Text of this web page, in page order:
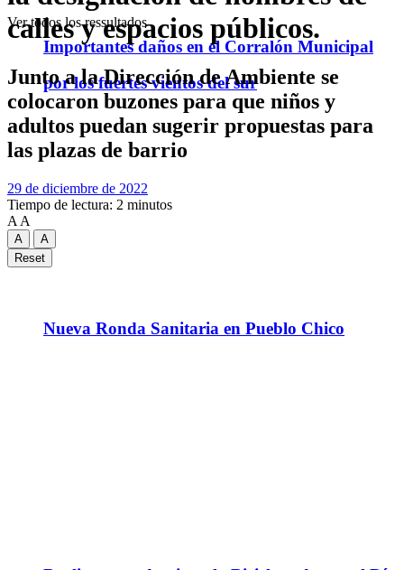
Importantes daños en el Corralón Municipal
por los fuertes vientos del sur
Nueva Ronda Sanitaria en Pueblo Chico
Ver todos los ressultados
calles y espacios públicos.
Junto a la Dirección de Ambiente se
colocaron buzones para que niños y
adultos puedan sugerir propuestas para
las plazas de barrio
29 de diciembre de 2022
Tiempo de lectura: 2 minutos
A A
A
A
Reset